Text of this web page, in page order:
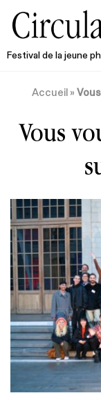
Festival de la jeune
Accueil »
Vous